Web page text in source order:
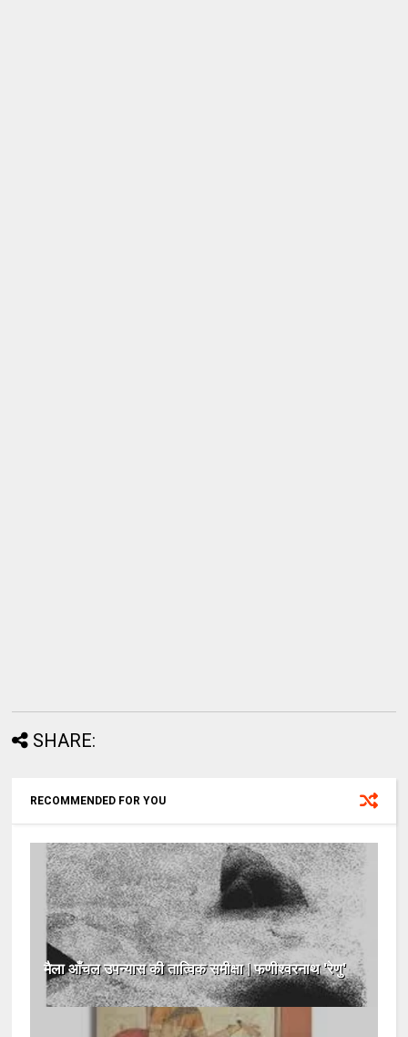
SHARE:
RECOMMENDED FOR YOU
मैला आँचल उपन्यास की तात्विक समीक्षा | फणीश्वरनाथ 'रेणु'